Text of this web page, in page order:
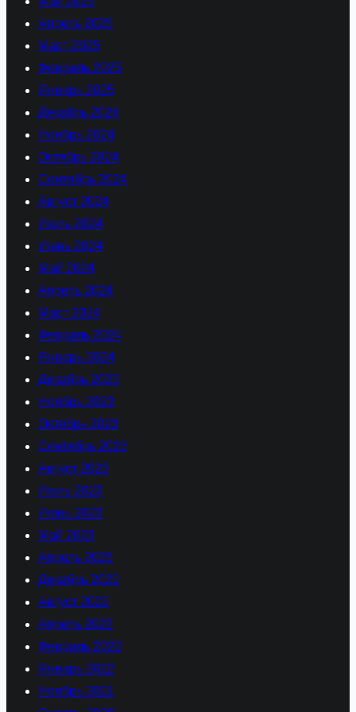
Апрель 2025
Март 2025
Февраль 2025
Январь 2025
Декабрь 2024
Ноябрь 2024
Октябрь 2024
Сентябрь 2024
Август 2024
Июль 2024
Июнь 2024
Май 2024
Апрель 2024
Март 2024
Февраль 2024
Январь 2024
Декабрь 2023
Ноябрь 2023
Октябрь 2023
Сентябрь 2023
Август 2023
Июль 2023
Июнь 2023
Май 2023
Апрель 2023
Декабрь 2022
Август 2022
Апрель 2022
Февраль 2022
Январь 2022
Ноябрь 2021